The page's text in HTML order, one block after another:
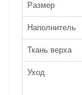
Размер
Наполнитель
Ткань верха
Уход